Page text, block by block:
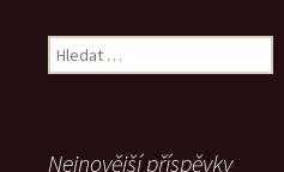
Vyhledávání
Nejnovější příspěvky